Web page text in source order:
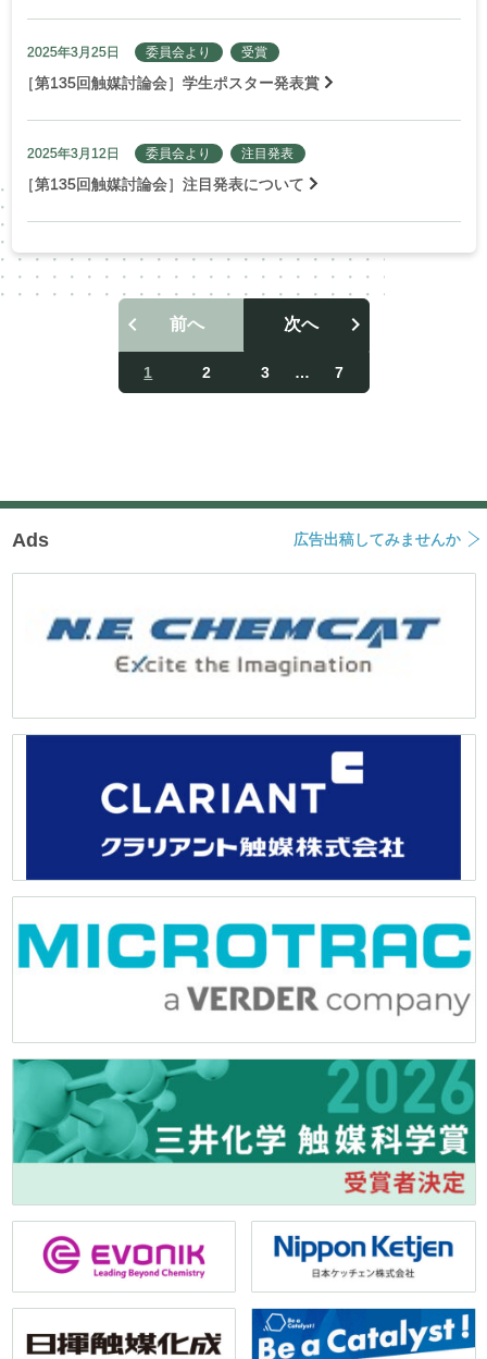
2025年3月25日 委員会より 受賞
［第135回触媒討論会］学生ポスター発表賞
2025年3月12日 委員会より 注目発表
［第135回触媒討論会］注目発表について
投
ビ
前へ
1 2 3 … 7
次へ
Ads 広告出稿してみませんか